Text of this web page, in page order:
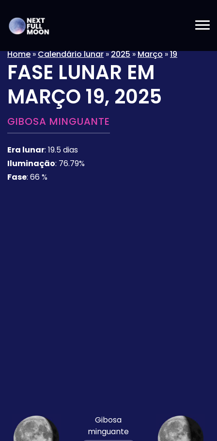
Home»Calendário lunar»2025»Março»19
FASE LUNAR EM
MARÇO 19, 2025
GIBOSA MINGUANTE
Era lunar: 19.5 dias
Iluminação: 76.79%
Fase: 66 %
Gibosa
minguante